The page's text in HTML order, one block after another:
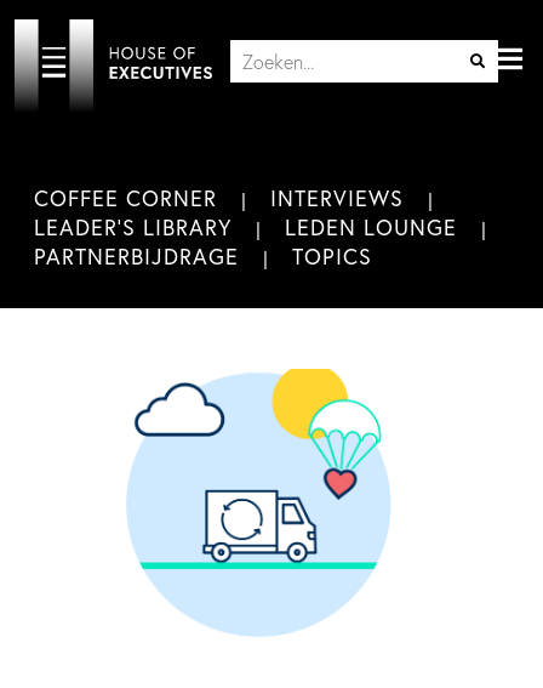
COFFEE CORNER
INTERVIEWS
LEADER'S LIBRARY
LEDEN LOUNGE
PARTNERBIJDRAGE
TOPICS